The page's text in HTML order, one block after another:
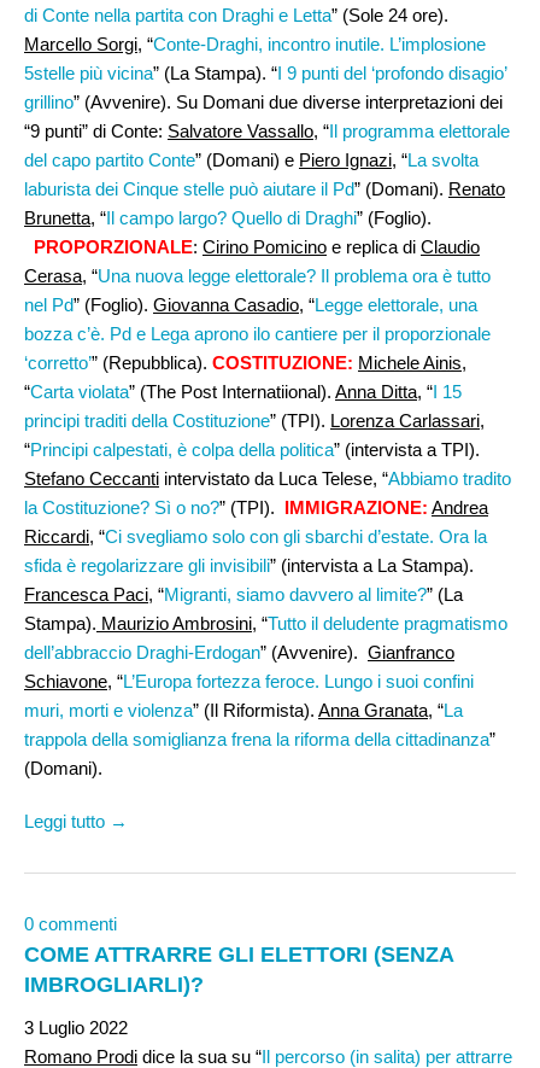
di Conte nella partita con Draghi e Letta” (Sole 24 ore).
Marcello Sorgi, “Conte-Draghi, incontro inutile. L’implosione
5stelle più vicina” (La Stampa). “I 9 punti del ‘profondo disagio’
grillino” (Avvenire). Su Domani due diverse interpretazioni dei
“9 punti” di Conte: Salvatore Vassallo, “Il programma elettorale
del capo partito Conte” (Domani) e Piero Ignazi, “La svolta
laburista dei Cinque stelle può aiutare il Pd” (Domani). Renato
Brunetta, “Il campo largo? Quello di Draghi” (Foglio).
PROPORZIONALE: Cirino Pomicino e replica di Claudio
Cerasa, “Una nuova legge elettorale? Il problema ora è tutto
nel Pd” (Foglio). Giovanna Casadio, “Legge elettorale, una
bozza c’è. Pd e Lega aprono ilo cantiere per il proporzionale
‘corretto’” (Repubblica). COSTITUZIONE: Michele Ainis,
“Carta violata” (The Post Internatiional). Anna Ditta, “I 15
principi traditi della Costituzione” (TPI). Lorenza Carlassari,
“Principi calpestati, è colpa della politica” (intervista a TPI).
Stefano Ceccanti intervistato da Luca Telese, “Abbiamo tradito
la Costituzione? Sì o no?” (TPI). IMMIGRAZIONE: Andrea
Riccardi, “Ci svegliamo solo con gli sbarchi d’estate. Ora la
sfida è regolarizzare gli invisibili” (intervista a La Stampa).
Francesca Paci, “Migranti, siamo davvero al limite?” (La
Stampa). Maurizio Ambrosini, “Tutto il deludente pragmatismo
dell’abbraccio Draghi-Erdogan” (Avvenire). Gianfranco
Schiavone, “L’Europa fortezza feroce. Lungo i suoi confini
muri, morti e violenza” (Il Riformista). Anna Granata, “La
trappola della somiglianza frena la riforma della cittadinanza”
(Domani).
Leggi tutto →
0 commenti
COME ATTRARRE GLI ELETTORI (SENZA
IMBROGLIARLI)?
3 Luglio 2022
Romano Prodi dice la sua su “Il percorso (in salita) per attrarre